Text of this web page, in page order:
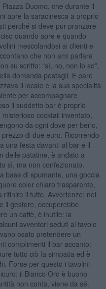
Duomo, che durante il
apre la saracinesca a proprio
perché si deve pur pranzare
quando apre e quando
mescolandosi ai clienti e
che non ami parlare
su scritto: “sì, no, non lo so”,
domanda postagli. E pare
il locale e la sua specialità
per accompagnare
il suddetto bar è proprio
cocktail inventato,
da ogni dove per berlo,
di due euro. Ricorrendo
una festa davanti al bar e il
delle patatine, è andato a
sì, ma non confezionato.
base di spumante, una goccia
color chiaro trasparente,
il tutto. Avvertenze: nel
il gestore, occuperebbe
un caffè, è inutile: la
avventori seduti al tavolo
osato pretendere un
complimenti il bar accanto:
tutto ciò fa simpatia ed è
Forse per questo i tavolini
il Bianco Oro è buono
non conta, viene da sé.